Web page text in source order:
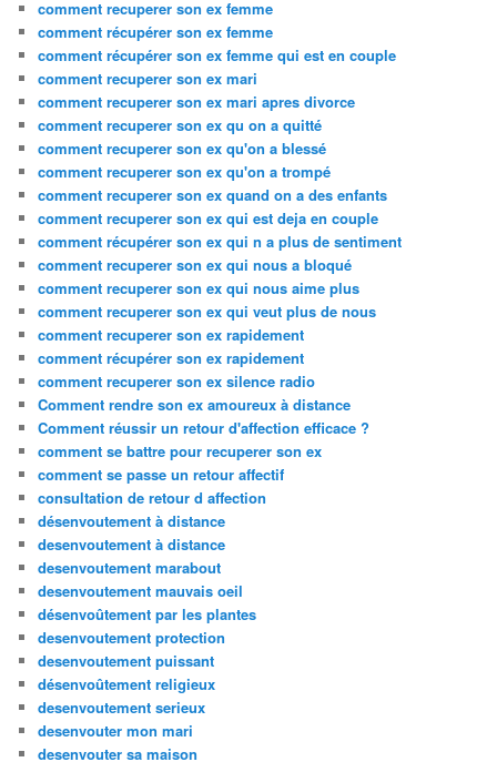
comment recuperer son ex femme
comment récupérer son ex femme
comment récupérer son ex femme qui est en couple
comment recuperer son ex mari
comment recuperer son ex mari apres divorce
comment recuperer son ex qu on a quitté
comment recuperer son ex qu'on a blessé
comment recuperer son ex qu'on a trompé
comment recuperer son ex quand on a des enfants
comment recuperer son ex qui est deja en couple
comment récupérer son ex qui n a plus de sentiment
comment recuperer son ex qui nous a bloqué
comment recuperer son ex qui nous aime plus
comment recuperer son ex qui veut plus de nous
comment recuperer son ex rapidement
comment récupérer son ex rapidement
comment recuperer son ex silence radio
Comment rendre son ex amoureux à distance
Comment réussir un retour d'affection efficace ?
comment se battre pour recuperer son ex
comment se passe un retour affectif
consultation de retour d affection
désenvoutement à distance
desenvoutement à distance
desenvoutement marabout
desenvoutement mauvais oeil
désenvoûtement par les plantes
desenvoutement protection
desenvoutement puissant
désenvoûtement religieux
desenvoutement serieux
desenvouter mon mari
desenvouter sa maison